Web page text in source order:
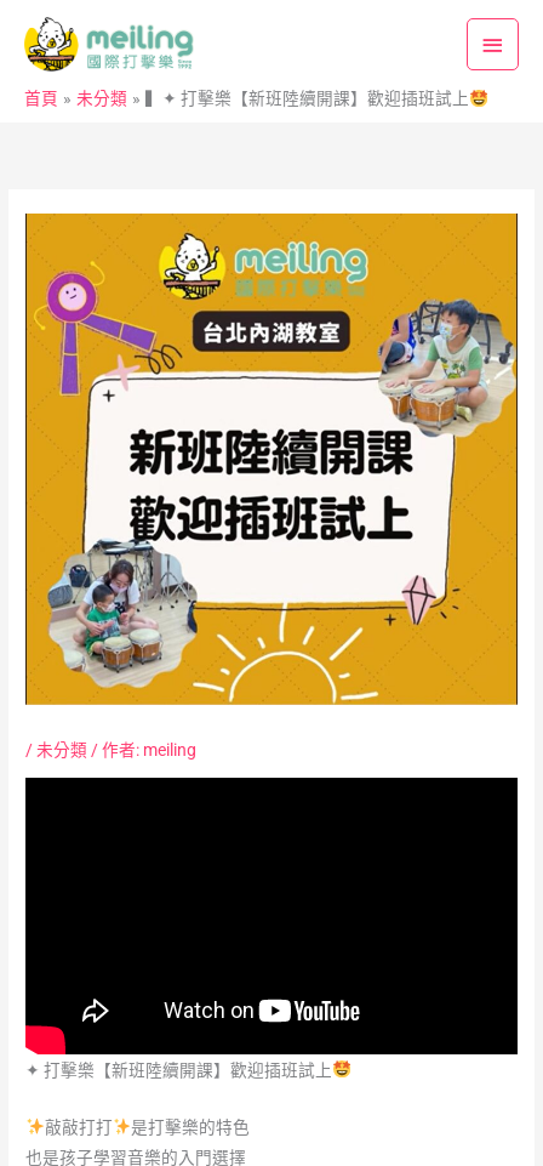
主
要
選
首頁 未分類 ▍✦ 打擊樂【新班陸續開課】歡迎插班試上
/未分類 / 作者: meiling
✦ 打擊樂【新班陸續開課】歡迎插班試上
敲敲打打
是打擊樂的特色
也是孩子學習音樂的入門選擇